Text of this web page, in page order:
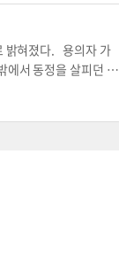
밝혀졌다. 용의자 가
에서 동정을 살피던 공
계자는 “피해자는
잠바와 일종의 (경찰)
다. 최근 잇따라 발
1면〉하고 있다. 베